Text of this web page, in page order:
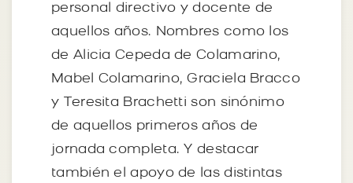
personal directivo y docente de
aquellos años. Nombres como los
de Alicia Cepeda de Colamarino,
Mabel Colamarino, Graciela Bracco
y Teresita Brachetti son sinónimo
de aquellos primeros años de
jornada completa. Y destacar
también el apoyo de las distintas